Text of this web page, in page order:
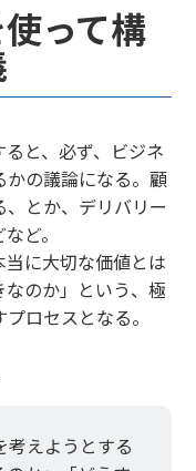
って構
と、必ず、ビジネ
かの議論になる。顧
とか、デリバリー
ど。
に大切な価値とは
のか」という、極
ロセスとなる。
考えようとする